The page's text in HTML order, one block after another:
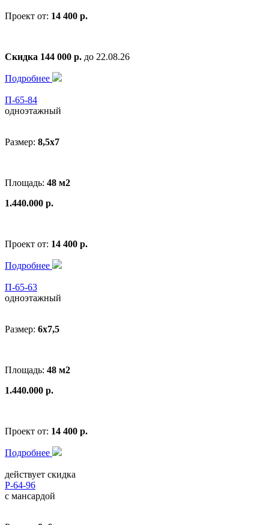
Проект от: 14 400 р.
Скидка 144 000 р. до 22.08.26
Подробнее
П-65-84
одноэтажный
Размер: 8,5x7
Площадь: 48 м2
1.440.000 р.
Проект от: 14 400 р.
Подробнее
П-65-63
одноэтажный
Размер: 6x7,5
Площадь: 48 м2
1.440.000 р.
Проект от: 14 400 р.
Подробнее
действует скидка
Р-64-96
с мансардой